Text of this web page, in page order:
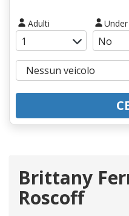
Adulti
Brittany
Roscoff